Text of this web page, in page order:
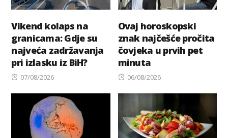
Vikend kolaps na
granicama: Gdje su
najveća zadržavanja
pri izlasku iz BiH?
Posted
07/08/2026
Ovaj horoskopski
znak najčešće pročita
čovjeka u prvih pet
minuta
Posted
06/08/2026